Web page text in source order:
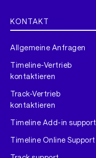
KONTAKT
Allgemeine Anfragen
Timeline-Vertrieb
kontaktieren
Track-Vertrieb
kontaktieren
Timeline Add-in support
Timeline Online Support